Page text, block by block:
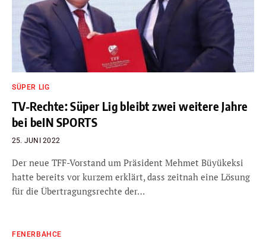
SÜPER LIG
TV-Rechte: Süper Lig bleibt zwei weitere Jahre
bei beIN SPORTS
25. JUNI 2022
Der neue TFF-Vorstand um Präsident Mehmet Büyükeksi
hatte bereits vor kurzem erklärt, dass zeitnah eine Lösung
für die Übertragungsrechte der…
FENERBAHCE